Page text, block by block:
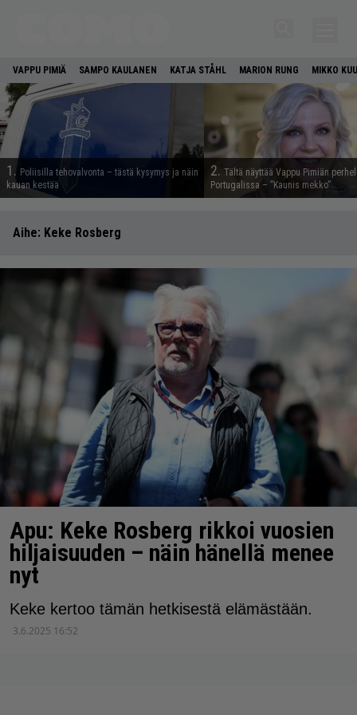
VAPPU PIMIÄ SAMPO KAULANEN KATJA STÅHL MARION RUNG MIKKO
1. Poliisilla tehovalvonta – tästä kysymys ja näin
kauan kestää
2. Tältä näyttää Vappu Pimiän
Portugalissa – ”Kaunis mekko”
Aihe: Keke Rosberg
Apu: Keke Rosberg rikkoi vuosien
hiljaisuuden – näin hänellä menee
nyt
Keke kertoo tämän hetkisestä elämästään.
3.6.2025 16:52